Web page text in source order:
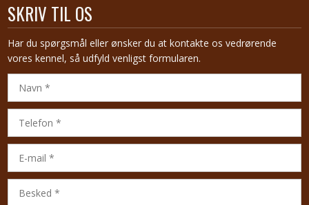
SKRIV TIL OS
Har du spørgsmål eller ønsker du at kontakte os vedrørende
vores kennel, så udfyld venligst formularen.